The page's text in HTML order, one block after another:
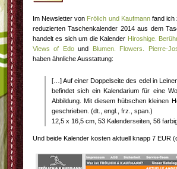
Im Newsletter von Frölich und Kaufmannfand ich
reduzierten Taschenkalender 2014 aus dem
handelt es sich um die Kalender Hiroshige.
Views of Edound Blumen. Flowers. Pierre-
haben ähnliche Ausstattung:
[…] Auf einer Doppelseite des edel in
befindet sich ein Kalendarium für eine
Abbildung. Mit diesem hübschen kleinen
geschrieben. (dt., engl., frz., span.)
12,5 x 16,5 cm, 53 Kalenderseiten, 56
Und beide Kalender kosten aktuell knapp 7 EUR